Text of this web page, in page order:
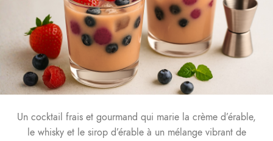
Un cocktail frais et gourmand qui marie la crème d’érable,
le whisky et le sirop d’érable à un mélange vibrant de